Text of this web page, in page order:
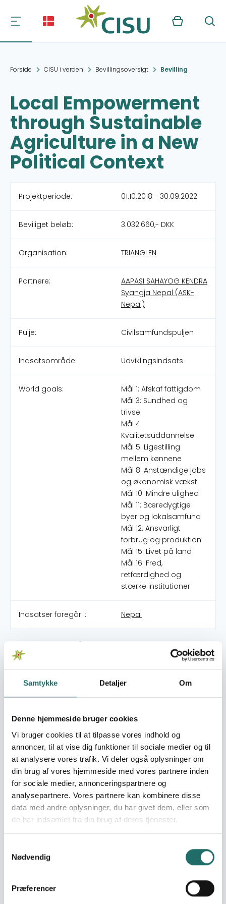
Samtykke Detaljer Om
Denne hjemmeside bruger cookies
Vi bruger cookies til at tilpasse vores indhold og
annoncer, til at vise dig funktioner til sociale medier og til
at analysere vores trafik. Vi deler også oplysninger om
din brug af vores hjemmeside med vores partnere inden
for sociale medier, annonceringspartnere og
analysepartnere. Vores partnere kan kombinere disse
data med andre oplysninger, du har givet dem, eller som
de har indsamlet fra din brug af deres tjenester.
Nødvendig
Præferencer
Kurv Søg
Forside CISU i verden Bevillingsoversigt Bevilling
Local Empowerment
through Sustainable
Agriculture in a New
Political Context
Projektperiode: 01.10.2018 - 30.09.2022
Beviliget beløb: 3.032.660,- DKK
Organisation: TRIANGLEN
Partnere:
AAPASI SAHAYOG KENDRA
Syangja Nepal (ASK-
Nepal)
Pulje: Civilsamfundspuljen
Indsatsområde: Udviklingsindsats
World goals:
Mål 1: Afskaf fattigdom
Mål 3: Sundhed og
trivsel
Mål 4:
Kvalitetsuddannelse
Mål 5: Ligestilling
mellem kønnene
Mål 8: Anstændige jobs
og økonomisk vækst
Mål 10: Mindre ulighed
Mål 11: Bæredygtige
byer og lokalsamfund
Mål 12: Ansvarligt
forbrug og produktion
Mål 15: Livet på land
Mål 16: Fred,
retfærdighed og
stærke institutioner
Indsatser foregår i: Nepal
Overordnede mål
Agricultural cooperative and framers’ groups in 27
villages in Syangja District practice and advocate for
climate resilient ecological and sustainable agricultural
Umiddelbare mål
1.Democratically organized farmers’ groups in 27 villages
in Syangja District engaged in intensive and sustainable
agricultural production for self-sufficiency and sale.
2.Democratically organized Agricultural cooperatives in
Virkot Municipality and Aandhikhola Rural Municipality are
sustainable, profitable outlets and distribution centers
for organic and climate resilient agricultural products
3.Extended advocacy on local food production based
on climate resilient, organic production methods
reducing poverty through income from intensive small
Målgrupper